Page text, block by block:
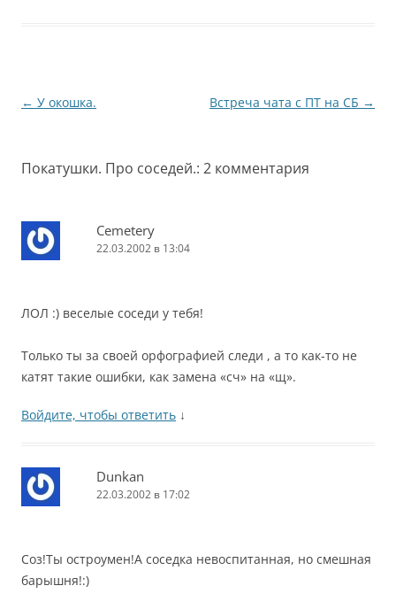
Навигация
← У окошка. Встреча чата с ПТ на СБ →
Покатушки. Про соседей.: 2 комментария
Cemetery
22.03.2002 в 13:04
ЛОЛ :) веселые соседи у тебя!
Только ты за своей орфографией следи , а то как-то не
катят такие ошибки, как замена «сч» на «щ».
Войдите, чтобы ответить ↓
Dunkan
22.03.2002 в 17:02
Соз!Ты остроумен!А соседка невоспитанная, но смешная
барышня!:)